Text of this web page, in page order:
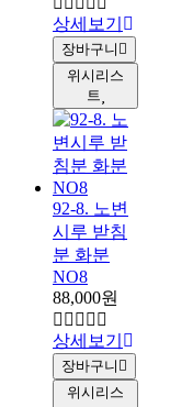
상세보기
장바구니
위시리스
트
92-8. 노변
시루 받침
분 화분
NO8
88,000원
상세보기
장바구니
위시리스